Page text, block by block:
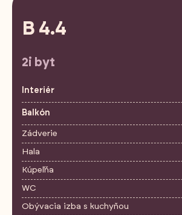
B 4.4
2i byt
Interiér
Balkón
Zádverie
Hala
Kúpeľňa
WC
Obývacia izba s kuchyňou